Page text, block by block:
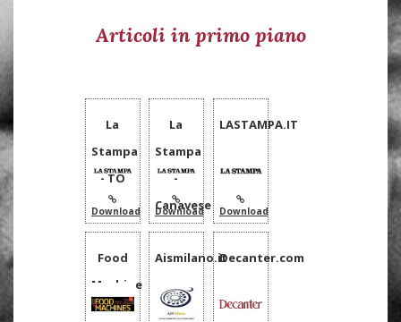
Articoli in primo piano
La
Stampa
- TO
Download
La
Stampa
-
Canavese
Download
LASTAMPA.IT
Download
Food
Machine
Aismilano.itDecanter.com